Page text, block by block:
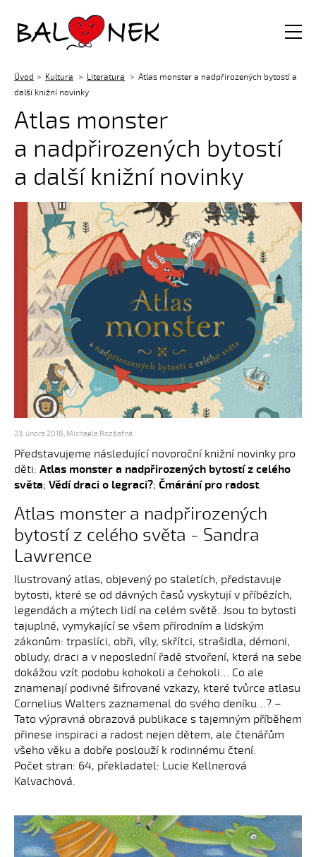
Balónek z.s.
Úvod Kultura Literatura
Atlas monster a nadpřirozených bytostí a
další knižní novinky
Atlas monster
a nadpřirozených bytostí
a další knižní novinky
23. února 2018, Michaela Rozšafná
Představujeme následující novoroční knižní novinky pro
děti: Atlas monster a nadpřirozených bytostí z celého
světa; Vědí draci o legraci?; Čmárání pro radost.
Atlas monster a nadpřirozených
bytostí z celého světa - Sandra
Lawrence
Ilustrovaný atlas, objevený po staletích, představuje
bytosti, které se od dávných časů vyskytují v příbězích,
legendách a mýtech lidí na celém světě. Jsou to bytosti
tajuplné, vymykající se všem přírodním a lidským
zákonům: trpaslíci, obři, víly, skřítci, strašidla, démoni,
obludy, draci a v neposlední řadě stvoření, která na sebe
dokážou vzít podobu kohokoli a čehokoli… Co ale
znamenají podivné šifrované vzkazy, které tvůrce atlasu
Cornelius Walters zaznamenal do svého deníku…? –
Tato výpravná obrazová publikace s tajemným příběhem
přinese inspiraci a radost nejen dětem, ale čtenářům
všeho věku a dobře poslouží k rodinnému čtení.
Počet stran: 64, překladatel: Lucie Kellnerová
Kalvachová.